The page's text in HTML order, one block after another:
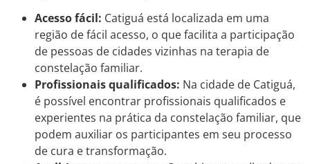
Acesso fácil: Catiguá está localizada em uma
região de fácil acesso, o que facilita a participação
de pessoas de cidades vizinhas na terapia de
constelação familiar.
Profissionais qualificados: Na cidade de Catiguá,
é possível encontrar profissionais qualificados e
experientes na prática da constelação familiar, que
podem auxiliar os participantes em seu processo
de cura e transformação.